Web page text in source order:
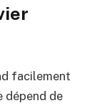
facilement
dépend de